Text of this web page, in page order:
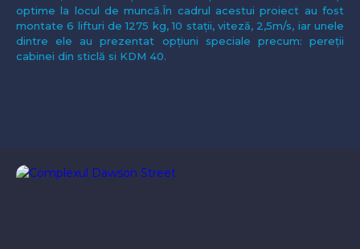
optime la locul de muncă.În cadrul acestui proiect au fost
montate 6 lifturi de 1275 kg, 10 stații, viteză, 2,5m/s, iar unele
dintre ele au prezentat opțiuni speciale precum: pereții
cabinei din sticlă si KDM 40.